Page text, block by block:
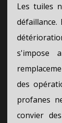
Les tuiles
s'impose
des
profanes
convier